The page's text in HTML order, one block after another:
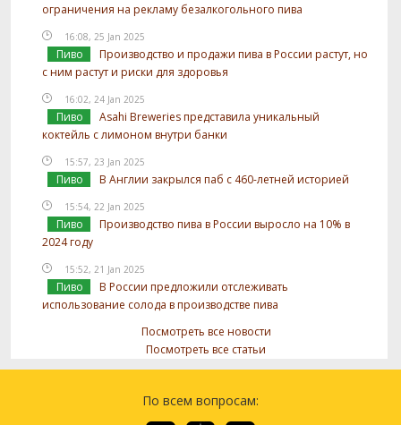
ограничения на рекламу безалкогольного пива
16:08, 25 Jan 2025
Пиво
Производство и продажи пива в России растут, но
с ним растут и риски для здоровья
16:02, 24 Jan 2025
Пиво
Asahi Breweries представила уникальный
коктейль с лимоном внутри банки
15:57, 23 Jan 2025
Пиво В Англии закрылся паб с 460-летней историей
15:54, 22 Jan 2025
Пиво
Производство пива в России выросло на 10% в
2024 году
15:52, 21 Jan 2025
Пиво
В России предложили отслеживать
использование солода в производстве пива
Посмотреть все новости
Посмотреть все статьи
По всем вопросам: